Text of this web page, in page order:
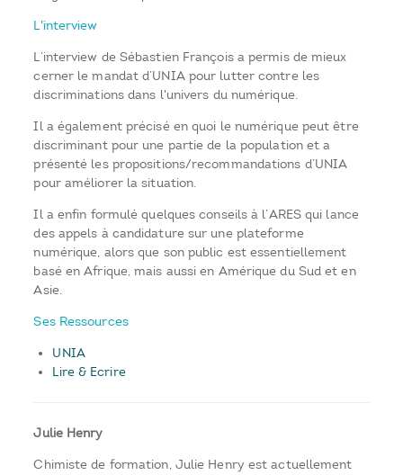
L'interview
L’interview de Sébastien François a permis de mieux
cerner le mandat d’UNIA pour lutter contre les
discriminations dans l'univers du numérique.
Il a également précisé en quoi le numérique peut être
discriminant pour une partie de la population et a
présenté les propositions/recommandations d’UNIA
pour améliorer la situation.
Il a enfin formulé quelques conseils à l’ARES qui lance
des appels à candidature sur une plateforme
numérique, alors que son public est essentiellement
basé en Afrique, mais aussi en Amérique du Sud et en
Asie.
Ses Ressources
UNIA
Lire & Ecrire
Julie Henry
Chimiste de formation, Julie Henry est actuellement